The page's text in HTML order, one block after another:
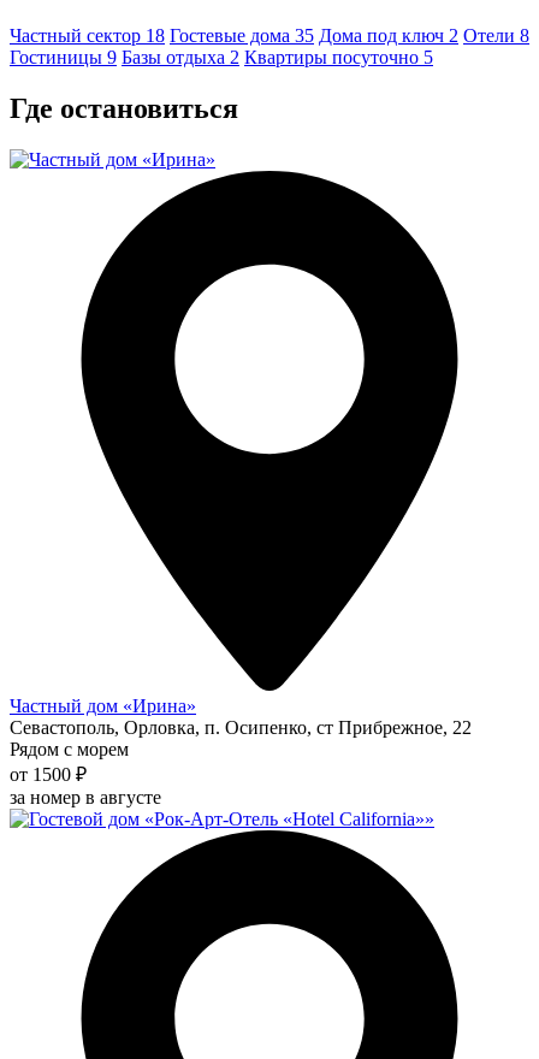
Частный сектор 18 Гостевые дома 35 Дома под ключ 2 Отели 8
Гостиницы 9 Базы отдыха 2 Квартиры посуточно 5
Где остановиться
Частный дом «Ирина»
Севастополь, Орловка, п. Осипенко, ст Прибрежное, 22
Рядом с морем
от 1500 ₽
за номер в августе